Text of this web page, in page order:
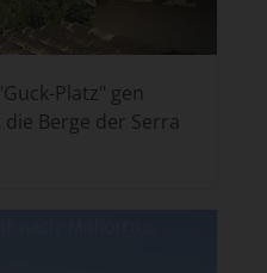
Platz" gen
Berge der Serra